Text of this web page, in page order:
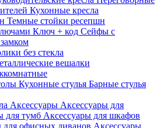
Кухонные кресла
Темные стойки ресепшн
Ключ + код Сейфы с
без стекла
вешалки
Кухонные стулья Барные стулья
Аксессуары Аксессуары для
для тумб Аксессуары для шкафов
для офисных диванов Аксессуары